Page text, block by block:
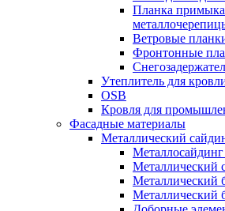
Планка
Ветровые
Фронтонные
Утеплитель для
OSB
Кровля для
Фасадные материалы
Металлический
Металлосайдинг
Металлический
Металлический
Металлический